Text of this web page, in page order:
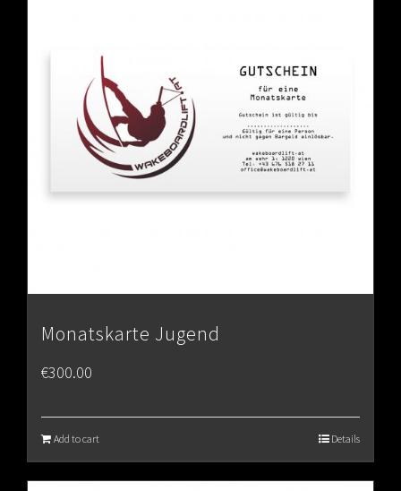
Monatskarte Jugend
€300.00
Add to cart Details